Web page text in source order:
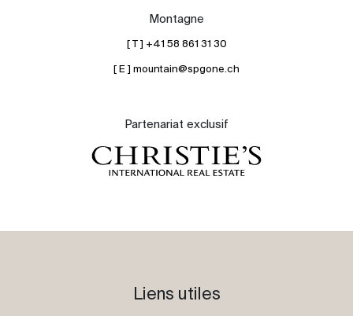
Montagne
[ T ] +41 58 861 31 30
[ E ] mountain@spgone.ch
Partenariat exclusif
Liens utiles